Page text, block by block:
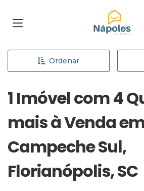
Página
Ordenar
1 Imóvel com 4
mais à Venda
Campeche Sul,
Florianópolis, SC